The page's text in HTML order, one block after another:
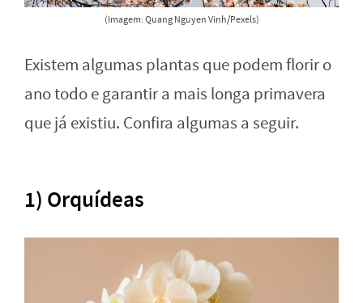
(Imagem: Quang Nguyen Vinh/Pexels)
Existem algumas plantas que podem florir o
ano todo e garantir a mais longa primavera
que já existiu. Confira algumas a seguir.
1) Orquídeas